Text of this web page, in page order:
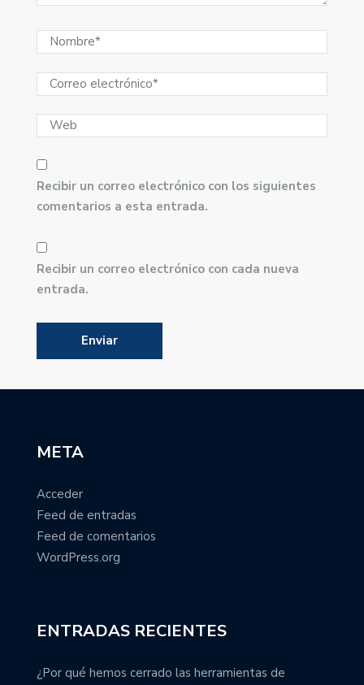
Recibir un correo electrónico con los siguientes
comentarios a esta entrada.
Recibir un correo electrónico con cada nueva
entrada.
META
Acceder
Feed de entradas
Feed de comentarios
WordPress.org
ENTRADAS RECIENTES
¿Por qué hemos cerrado las herramientas de